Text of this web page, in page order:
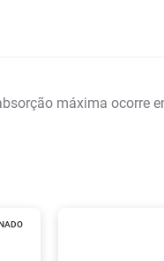
máxima ocorre